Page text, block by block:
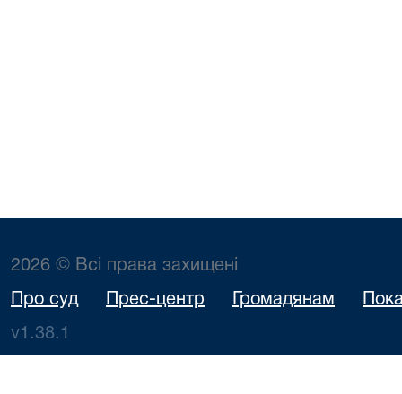
2026 © Всі права захищені
Про суд Прес-центр Громадянам
v1.38.1